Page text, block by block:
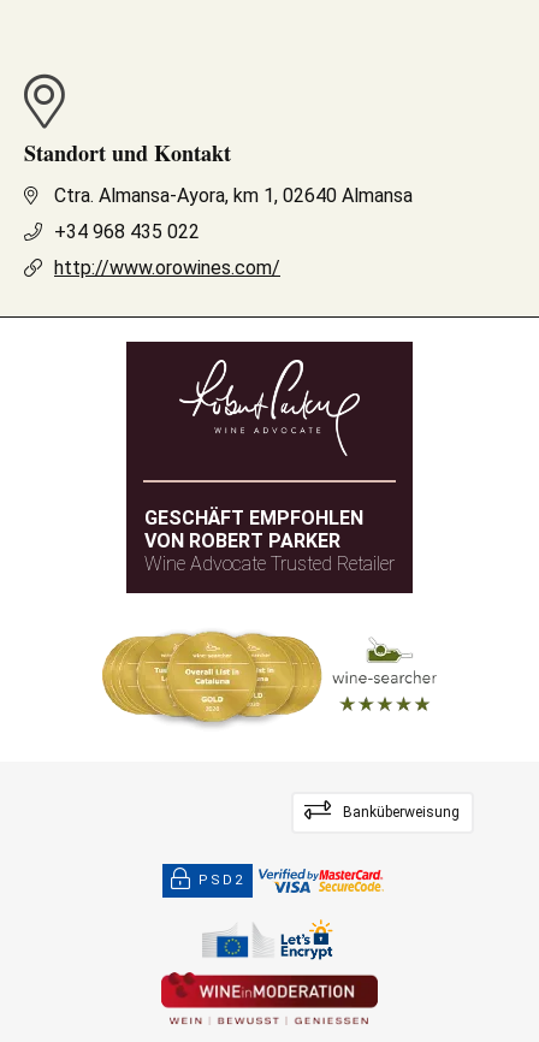
Standort und Kontakt
Ctra. Almansa-Ayora, km 1, 02640 Almansa
+34 968 435 022
http://www.orowines.com/
GESCHÄFT EMPFOHLEN
VON ROBERT PARKER
Wine Advocate Trusted Retailer
Banküberweisung
PSD2